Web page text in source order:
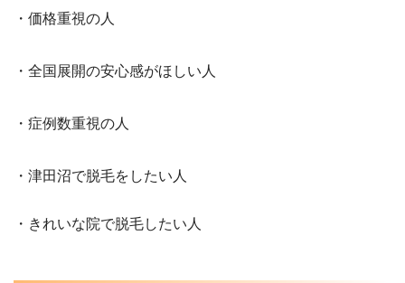
・価格重視の人
・全国展開の安心感がほしい人
・症例数重視の人
・津田沼で脱毛をしたい人
・きれいな院で脱毛したい人